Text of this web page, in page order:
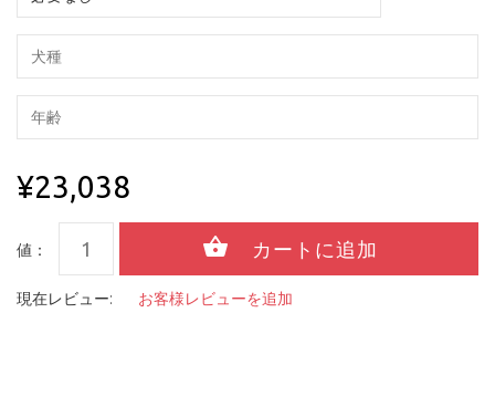
¥23,038
値：
現在レビュー: お客様レビューを追加